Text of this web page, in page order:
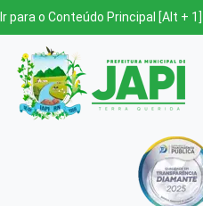
Ir para o Conteúdo Principal [Alt + 1]